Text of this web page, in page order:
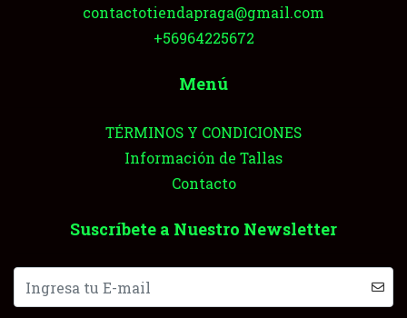
contactotiendapraga@gmail.com
+56964225672
Menú
TÉRMINOS Y CONDICIONES
Información de Tallas
Contacto
Suscríbete a Nuestro Newsletter